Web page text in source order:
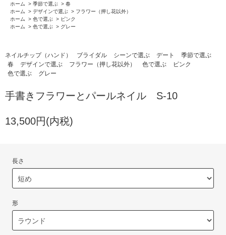
ホーム
> 季節で選ぶ > 春
ホーム
> デザインで選ぶ > フラワー（押し花以外）
ホーム
> 色で選ぶ > ピンク
ホーム
> 色で選ぶ > グレー
ネイルチップ（ハンド） ブライダル シーンで選ぶ デート
季節で選ぶ
春
デザインで選ぶ フラワー（押し花以外） 色で選ぶ
ピンク
色で選ぶ
グレー
手書きフラワーとパールネイル S-10
13,500円(内税)
長さ
形